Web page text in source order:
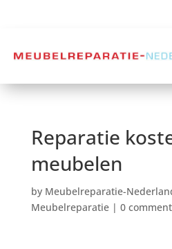
Reparatie
meubelen
by Meubelreparatie-
Meubelreparatie| 0